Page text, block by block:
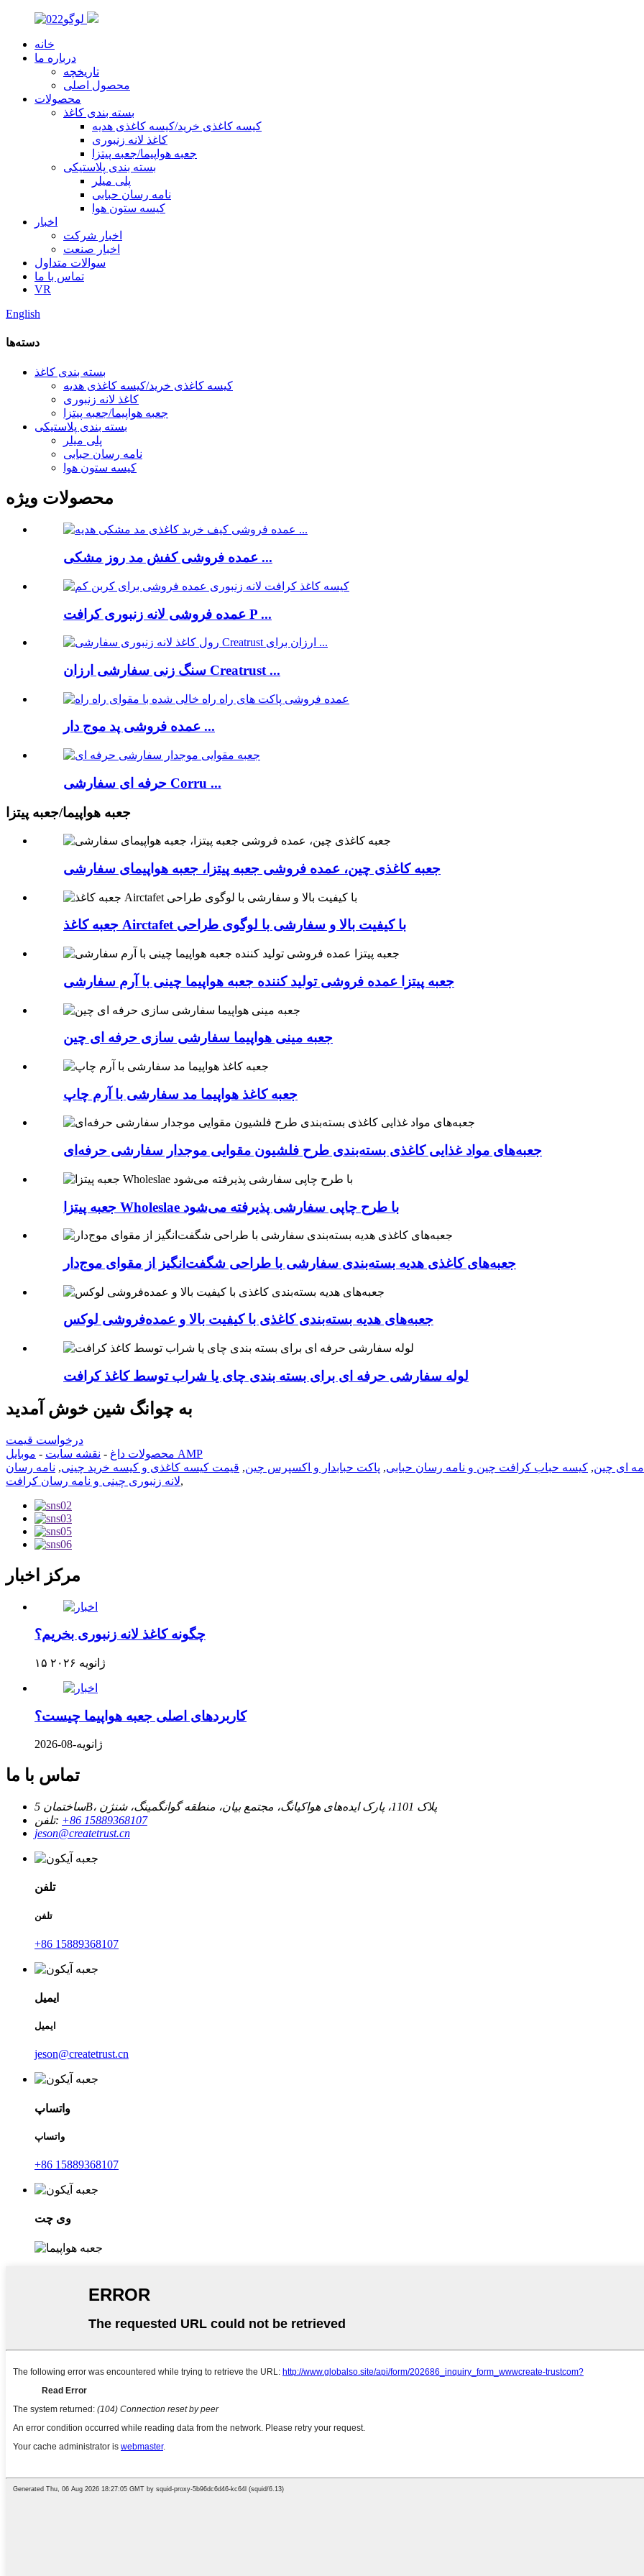
خانه
درباره ما
تاریخچه
محصول اصلی
محصولات
بسته بندی کاغذ
کیسه کاغذی خرید/کیسه کاغذی هدیه
کاغذ لانه زنبوری
جعبه هواپیما/جعبه پیتزا
بسته بندی پلاستیکی
پلی میلر
نامه رسان حبابی
کیسه ستون هوا
اخبار
اخبار شرکت
اخبار صنعت
سوالات متداول
تماس با ما
VR
English
دسته‌ها
بسته بندی کاغذ
کیسه کاغذی خرید/کیسه کاغذی هدیه
کاغذ لانه زنبوری
جعبه هواپیما/جعبه پیتزا
بسته بندی پلاستیکی
پلی میلر
نامه رسان حبابی
کیسه ستون هوا
محصولات ویژه
عمده فروشی کفش مد روز مشکی ...
عمده فروشی لانه زنبوری کرافت P ...
سنگ زنی سفارشی ارزان Creatrust ...
عمده فروشی پد موج دار ...
حرفه ای سفارشی Corru ...
جعبه هواپیما/جعبه پیتزا
جعبه کاغذی چین، عمده فروشی جعبه پیتزا، جعبه هواپیمای سفارشی
جعبه کاغذ Airctafet با کیفیت بالا و سفارشی با لوگوی طراحی
جعبه پیتزا عمده فروشی تولید کننده جعبه هواپیما چینی با آرم سفارشی
جعبه مینی هواپیما سفارشی سازی حرفه ای چین
جعبه کاغذ هواپیما مد سفارشی با آرم چاپ
جعبه‌های مواد غذایی کاغذی بسته‌بندی طرح فلشیون مقوایی موجدار سفارشی حرفه‌ای
جعبه پیتزا Wholeslae با طرح چاپی سفارشی پذیرفته می‌شود
جعبه‌های کاغذی هدیه بسته‌بندی سفارشی با طراحی شگفت‌انگیز از مقوای موج‌دار
جعبه‌های هدیه بسته‌بندی کاغذی با کیفیت بالا و عمده‌فروشی لوکس
لوله سفارشی حرفه ای برای بسته بندی چای یا شراب توسط کاغذ کرافت
به چوانگ شین خوش آمدید
درخواست قیمت
محصولات داغ - نقشه سایت -
موبایل AMP
ای چین, کیسه حباب کرافت چین و نامه رسان حبابی, پاکت حبابدار و اکسپرس چین, قیمت کیسه کاغذی و کیسه خرید چینی, نامه رسان
لانه زنبوری چینی و نامه رسان کرافت,
مرکز اخبار
چگونه کاغذ لانه زنبوری بخریم؟
۱۵ ژانویه ۲۰۲۶
کاربردهای اصلی جعبه هواپیما چیست؟
ژانویه-08-2026
تماس با ما
ساختمان 5B، پلاک 1101، پارک ایده‌های هواکیانگ، مجتمع بیان، منطقه گوانگمینگ، شنژن
تلفن: ‎+86 15889368107‎
jeson@createtrust.cn
تلفن
تلفن
‎+86 15889368107‎
ایمیل
ایمیل
jeson@createtrust.cn
واتساپ
واتساپ
‎+86 15889368107‎
وی چت